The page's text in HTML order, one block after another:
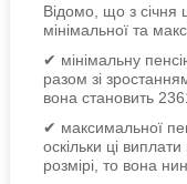
Відомо, що з січня
мінімальної та
✔ мінімальну
разом зі
вона становить
✔ максимальної
оскільки ці
розмірі, то вона